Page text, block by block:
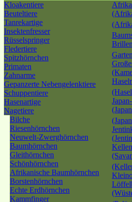
Kloakentiere
Beuteltiere
Tanrekartige
Insektenfresser
Rüsselspringer
Fledertiere
Spitzhörnchen
Primaten
Zahnarme
Gepanzerte Nebengelenktiere
Schuppentiere
Hasenartige
Nagetiere
Bilche
Riesenhörnchen
Neuwelt-Zwerghörnchen
Baumhörnchen
Gleithörnchen
Schönhörnchen
Afrikanische Baumhörnchen
Borstenhörnchen
Echte Erdhörnchen
Kammfinger